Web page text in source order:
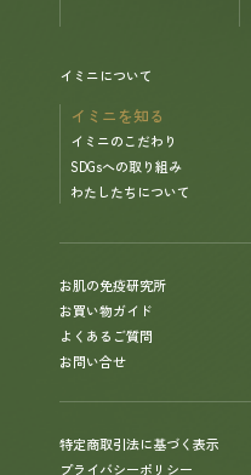
メディア掲載
イミニについて
イミニを知る
イミニのこだわり
SDGsへの取り組み
わたしたちについて
お肌の免疫研究所
お買い物ガイド
よくあるご質問
お問い合せ
特定商取引法に基づく表示
プライバシーポリシー